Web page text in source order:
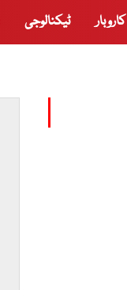
کاروبار ٹیکنالوجی